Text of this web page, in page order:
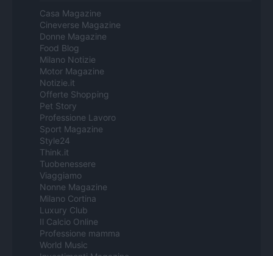
Casa Magazine
Cineverse Magazine
Donne Magazine
Food Blog
Milano Notizie
Motor Magazine
Notizie.it
Offerte Shopping
Pet Story
Professione Lavoro
Sport Magazine
Style24
Think.it
Tuobenessere
Viaggiamo
Nonne Magazine
Milano Cortina
Luxury Club
Il Calcio Online
Professione mamma
World Music